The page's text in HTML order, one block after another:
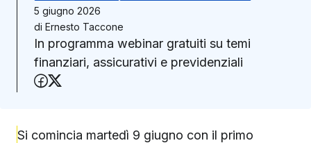
5 giugno 2026
di Ernesto Taccone
In programma webinar gratuiti su temi
finanziari, assicurativi e previdenziali
Condividi su Facebook
Si comincia martedì 9 giugno con il primo